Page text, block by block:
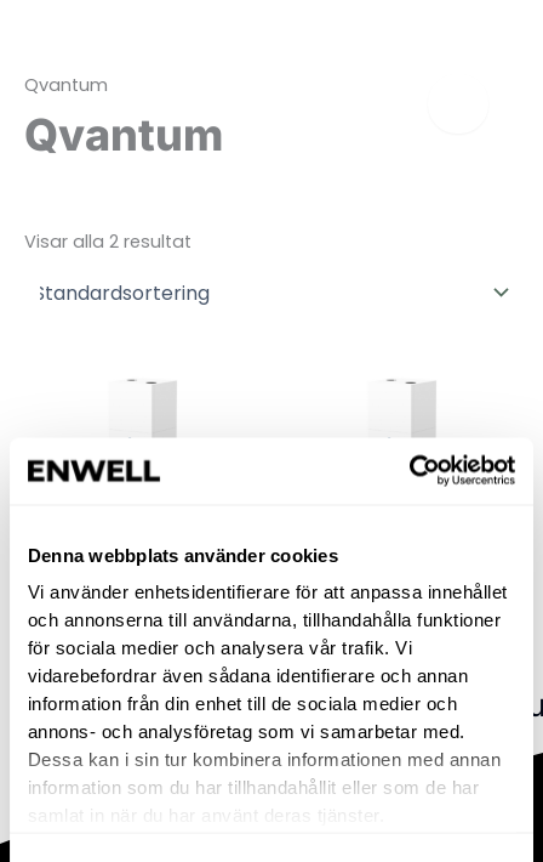
Denna webbplats använder cookies
Vi använder enhetsidentifierare för att anpassa innehållet
och annonserna till användarna, tillhandahålla funktioner
för sociala medier och analysera vår trafik. Vi
vidarebefordrar även sådana identifierare och annan
information från din enhet till de sociala medier och
annons- och analysföretag som vi samarbetar med.
Dessa kan i sin tur kombinera informationen med annan
information som du har tillhandahållit eller som de har
samlat in när du har använt deras tjänster.
Qvantum
Qvantum
Visar alla 2 resultat
Frånluftsvärmepumpar
Qvantum QE4
Frånluftsvärmepump
Kontakta oss
Frånluftsvärmepumpar
Qvantum QE6
Kontakta oss